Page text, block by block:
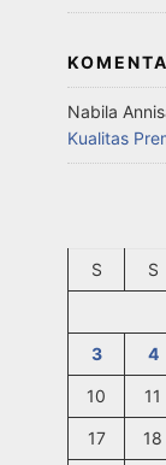
Nabila
Kualitas
S S
3 4
10 11
17 18